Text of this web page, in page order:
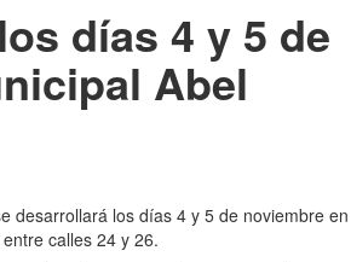
días 4 y 5 de
Abel
desarrollará los días 4 y 5 de noviembre en
calles 24 y 26.